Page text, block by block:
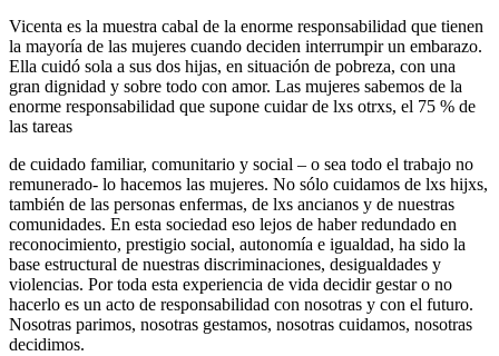
Vicenta es la muestra cabal de la enorme responsabilidad que tienen
la mayoría de las mujeres cuando deciden interrumpir un embarazo.
Ella cuidó sola a sus dos hijas, en situación de pobreza, con una
gran dignidad y sobre todo con amor. Las mujeres sabemos de la
enorme responsabilidad que supone cuidar de lxs otrxs, el 75 % de
las tareas
de cuidado familiar, comunitario y social – o sea todo el trabajo no
remunerado- lo hacemos las mujeres. No sólo cuidamos de lxs hijxs,
también de las personas enfermas, de lxs ancianos y de nuestras
comunidades. En esta sociedad eso lejos de haber redundado en
reconocimiento, prestigio social, autonomía e igualdad, ha sido la
base estructural de nuestras discriminaciones, desigualdades y
violencias. Por toda esta experiencia de vida decidir gestar o no
hacerlo es un acto de responsabilidad con nosotras y con el futuro.
Nosotras parimos, nosotras gestamos, nosotras cuidamos, nosotras
decidimos.